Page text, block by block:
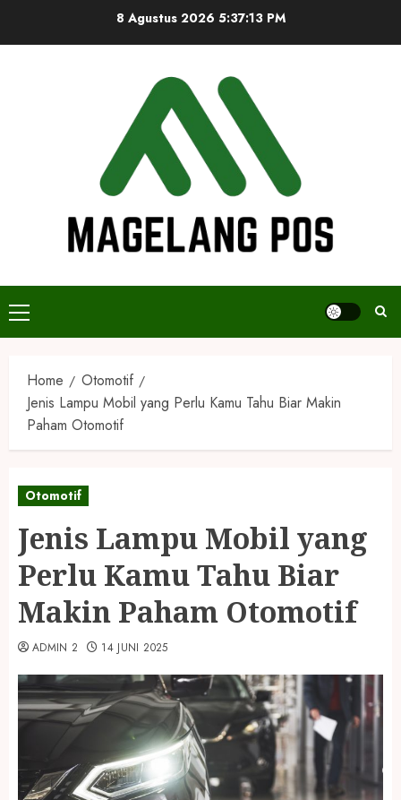
8 Agustus 2026 5:37:13 PM
Primary
Menu
Home
Otomotif
Jenis Lampu Mobil yang Perlu Kamu Tahu Biar Makin
Paham Otomotif
Otomotif
Jenis Lampu Mobil yang
Perlu Kamu Tahu Biar
Makin Paham Otomotif
ADMIN 2 14 JUNI 2025